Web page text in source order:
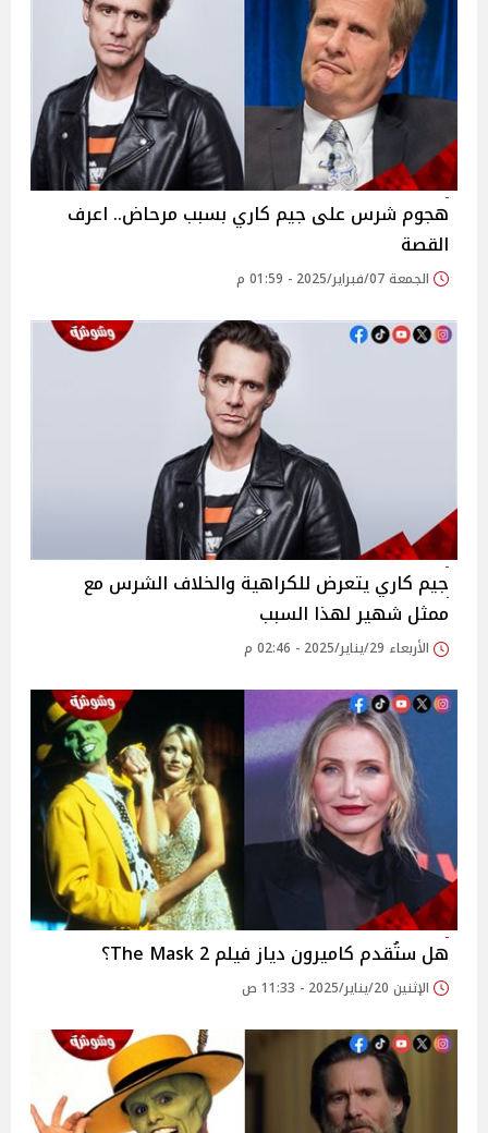
هجوم شرس على جيم كاري بسبب مرحاض.. اعرف
القصة
الجمعة 07/فبراير/2025 - 01:59 م
جيم كاري يتعرض للكراهية والخلاف الشرس مع
ممثل شهير لهذا السبب
الأربعاء 29/يناير/2025 - 02:46 م
هل ستُقدم كاميرون دياز فيلم The Mask 2؟
الإثنين 20/يناير/2025 - 11:33 ص